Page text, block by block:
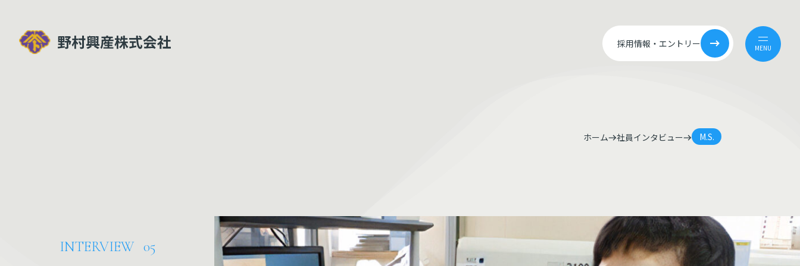
採用情報・ エントリー MENU
ホーム 社員インタビュー M.S.
INTERVIEW 05